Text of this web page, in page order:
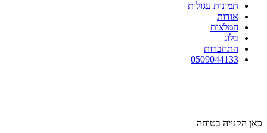
תמונות עגולות
אודות
המלצות
בלוג
התחברות
0509044133
כאן הקנייה בטוחה